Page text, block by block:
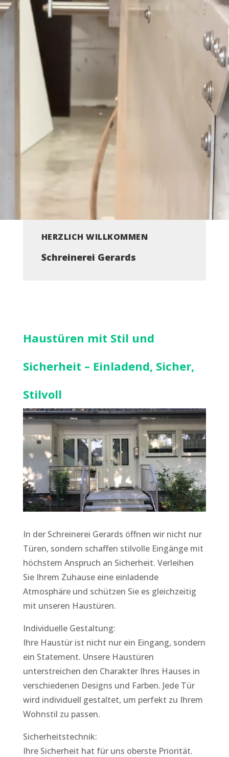
HERZLICH WILLKOMMEN
Schreinerei Gerards
Haustüren mit Stil und
Sicherheit – Einladend, Sicher,
Stilvoll
In der Schreinerei Gerards öffnen wir nicht nur
Türen, sondern schaffen stilvolle Eingänge mit
höchstem Anspruch an Sicherheit. Verleihen
Sie Ihrem Zuhause eine einladende
Atmosphäre und schützen Sie es gleichzeitig
mit unseren Haustüren.
Individuelle Gestaltung:
Ihre Haustür ist nicht nur ein Eingang, sondern
ein Statement. Unsere Haustüren
unterstreichen den Charakter Ihres Hauses in
verschiedenen Designs und Farben. Jede Tür
wird individuell gestaltet, um perfekt zu Ihrem
Wohnstil zu passen.
Sicherheitstechnik:
Ihre Sicherheit hat für uns oberste Priorität.